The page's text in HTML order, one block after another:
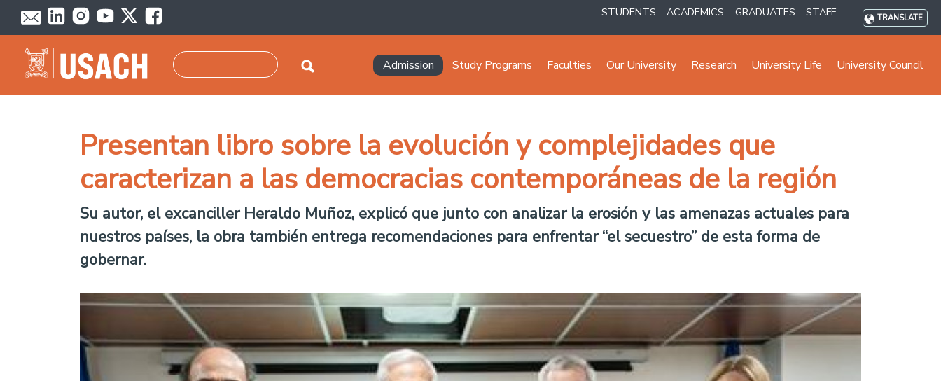
Skip to main content STUDENTS ACADEMICS GRADUATES STAFF TRANSLATE
Navegación principal
Admission Study Programs Faculties Our University Research University Life University Council
Presentan libro sobre la evolución y complejidades que
caracterizan a las democracias contemporáneas de la región
Su autor, el excanciller Heraldo Muñoz, explicó que junto con analizar la erosión y las amenazas actuales para
nuestros países, la obra también entrega recomendaciones para enfrentar “el secuestro” de esta forma de
gobernar.